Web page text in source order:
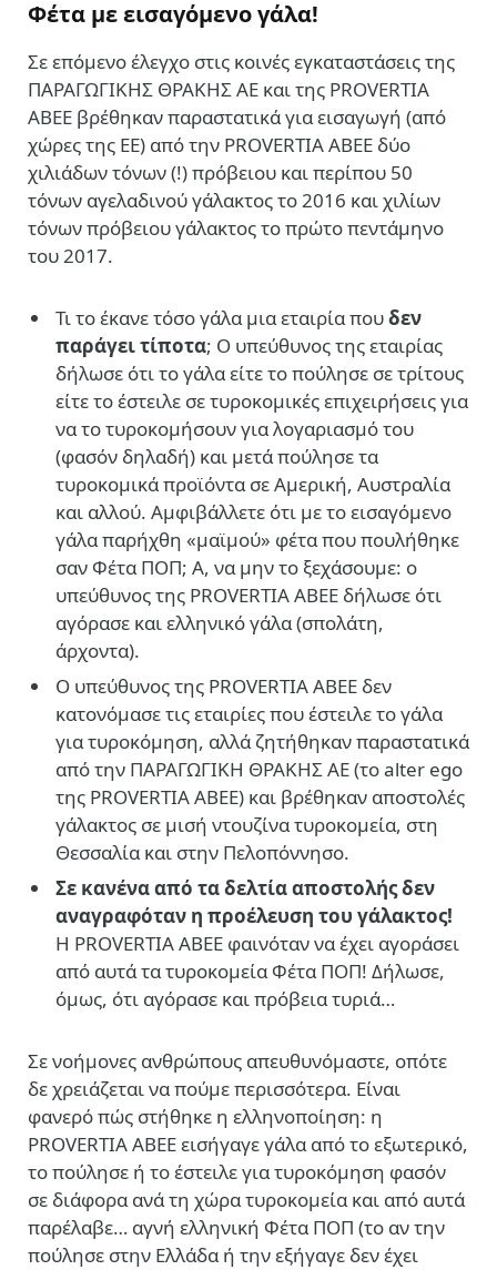
Φέτα με εισαγόμενο γάλα!
Σε επόμενο έλεγχο στις κοινές εγκαταστάσεις της
ΠΑΡΑΓΩΓΙΚΗΣ ΘΡΑΚΗΣ ΑΕ και της PROVERTIA
ΑΒΕΕ βρέθηκαν παραστατικά για εισαγωγή (από
χώρες της ΕΕ) από την PROVERTIA ΑΒΕΕ δύο
χιλιάδων τόνων (!) πρόβειου και περίπου 50
τόνων αγελαδινού γάλακτος το 2016 και χιλίων
τόνων πρόβειου γάλακτος το πρώτο πεντάμηνο
του 2017.
Τι το έκανε τόσο γάλα μια εταιρία πουδεν
παράγει τίποτα; Ο υπεύθυνος της εταιρίας
δήλωσε ότι το γάλα είτε το πούλησε σε τρίτους
είτε το έστειλε σε τυροκομικές επιχειρήσεις για
να το τυροκομήσουν για λογαριασμό του
(φασόν δηλαδή) και μετά πούλησε τα
τυροκομικά προϊόντα σε Αμερική, Αυστραλία
και αλλού. Αμφιβάλλετε ότι με το εισαγόμενο
γάλα παρήχθη «μαϊμού» φέτα που πουλήθηκε
σαν Φέτα ΠΟΠ; Α, να μην το ξεχάσουμε: ο
υπεύθυνος της PROVERTIA ΑΒΕΕ δήλωσε ότι
αγόρασε και ελληνικό γάλα (σπολάτη,
άρχοντα).
Ο υπεύθυνος της PROVERTIA ΑΒΕΕ δεν
κατονόμασε τις εταιρίες που έστειλε το γάλα
για τυροκόμηση, αλλά ζητήθηκαν παραστατικά
από την ΠΑΡΑΓΩΓΙΚΗ ΘΡΑΚΗΣ ΑΕ (το alter ego
της PROVERTIA ΑΒΕΕ) και βρέθηκαν αποστολές
γάλακτος σε μισή ντουζίνα τυροκομεία, στη
Θεσσαλία και στην Πελοπόννησο.
Σε κανένα από τα δελτία αποστολής δεν
αναγραφόταν η προέλευση του γάλακτος!
Η PROVERTIA ΑΒΕΕ φαινόταν να έχει αγοράσει
από αυτά τα τυροκομεία Φέτα ΠΟΠ! Δήλωσε,
όμως, ότι αγόρασε και πρόβεια τυριά…
Σε νοήμονες ανθρώπους απευθυνόμαστε, οπότε
δε χρειάζεται να πούμε περισσότερα. Είναι
φανερό πώς στήθηκε η ελληνοποίηση: η
PROVERTIA ΑΒΕΕ εισήγαγε γάλα από το εξωτερικό,
το πούλησε ή το έστειλε για τυροκόμηση φασόν
σε διάφορα ανά τη χώρα τυροκομεία και από αυτά
παρέλαβε… αγνή ελληνική Φέτα ΠΟΠ (το αν την
πούλησε στην Ελλάδα ή την εξήγαγε δεν έχει